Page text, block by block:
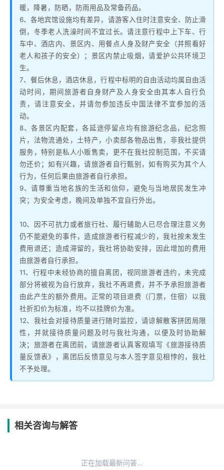
暖，降暑，防晒，防雨用品及常备药品。
6、各地宾馆设施均有差异，请游客入住时注意安全、防止滑
倒，冬季老人洗澡时间不宜过长。请注意行程中上下车、行
车中、酒店内、景区内、用餐点人身及财产安全（并照看好
老人和孩子的安全）；景区内禁止吸烟，请爱护公共环境卫
生。
7、餐后休息，酒店休息，行程中标明的自由活动均属自由活
动时间，期间旅游者自身财产及人身安全由其本人自行负
责，请注意安全，并请勿参加违反中国法律不宜参加的活
动。
8、各景区内配套，各延途停留点均有旅游纪念品，纪念照
片，法物流通处，土特产，小卖部各物品出售，非我社提供
服务，特别是私人小贩售卖，更不在我社控制范围，不买请
勿还价；如有兴趣，请旅游者自行甄别，如有购买为其个人
行为，任何后果由旅游者自行承担。
9、请尊重当地名族的生活和信仰，避免与当地居民发生冲
突；为安全考虑，晚间及单独不宜自行外出。
10、因不可抗力或者旅行社、履行辅助人已尽合理注意义务
仍不能避免的事件，造成旅游者行程减少的，我社按未发生
费用退还；造成滞留的，我社将协助安排，因此增加的费用
由旅游者自行承担。
11、行程中未经协商的擅自离团，视同旅游者违约，未完成
部分将被视为自行放弃，我社不再退费，并不予承担旅游者
由此产生的额外费用。正常的项目退费（门票，住宿）以我
社折扣价为标准，均不以挂牌价为准。
12、我社会对接待质量进行随时监控，请谅解散客拼团局限
性，并就接待质量问题及时与我社沟通，以便及时协助解
决；旅游者在离团前，请旅游者认真客观填写《旅游接待质
量反馈表》，离团后反愦意见与本人签字意见相悖的，我社
不予处理。
相关咨询与解答
正在加载最新问答...